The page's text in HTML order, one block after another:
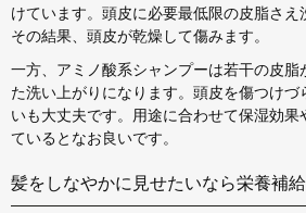
けています。頭皮に必要最低限の皮脂さえ
その結果、頭皮が乾燥して傷みます。
一方、アミノ酸系シャンプーは若干の皮脂
た洗い上がりになります。頭皮を傷つけ
いも大丈夫です。用途に合わせて保湿効
ているとなお良いです。
髪をしなやかに見せたいなら栄養補